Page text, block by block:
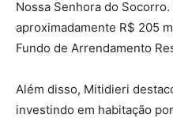
Nossa Senhora do
aproximadamente R$ 205
Fundo de Arrendamento
Além disso, Mitidieri
investindo em habitação